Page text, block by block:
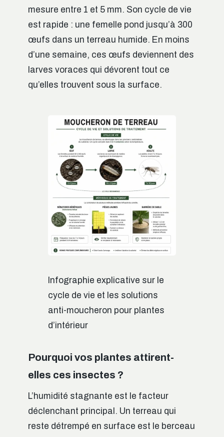
mesure entre 1 et 5 mm. Son cycle de vie
est rapide : une femelle pond jusqu’à 300
œufs dans un terreau humide. En moins
d’une semaine, ces œufs deviennent des
larves voraces qui dévorent tout ce
qu’elles trouvent sous la surface.
Infographie explicative sur le
cycle de vie et les solutions
anti-moucheron pour plantes
d’intérieur
Pourquoi vos plantes attirent-
elles ces insectes ?
L’humidité stagnante est le facteur
déclenchant principal. Un terreau qui
reste détrempé en surface est le berceau